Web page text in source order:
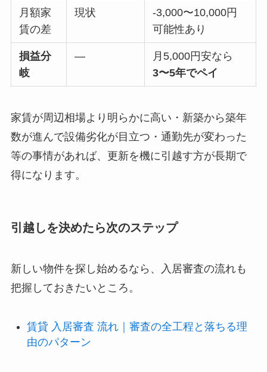
月額家
賃の差
現状
-3,000〜10,000円
可能性あり
損益分
岐
—
月5,000円安なら
3〜5年でペイ
家賃が周辺相場より明らかに高い・新築から築年
数が進んで設備劣化が目立つ・通勤先が変わった
等の事情があれば、更新を機に引越す方が長期で
得になります。
引越しを決めたら次のステップ
新しい物件を探し始めるなら、入居審査の流れも
把握しておきたいところ。
賃貸 入居審査 流れ｜審査の全工程と落ちる理
由のパターン